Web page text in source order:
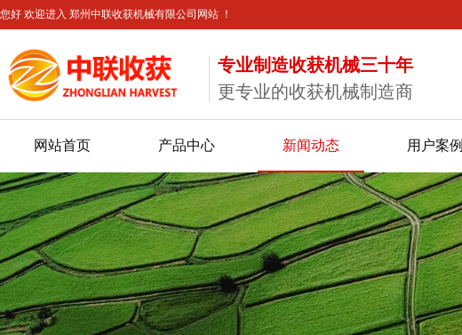
您好 欢迎进入 郑州中联收获机械有限公司网站 ！
专业制造收获机械三十年
更专业的收获机械制造商
网站首页 产品中心 新闻动态 用户案例